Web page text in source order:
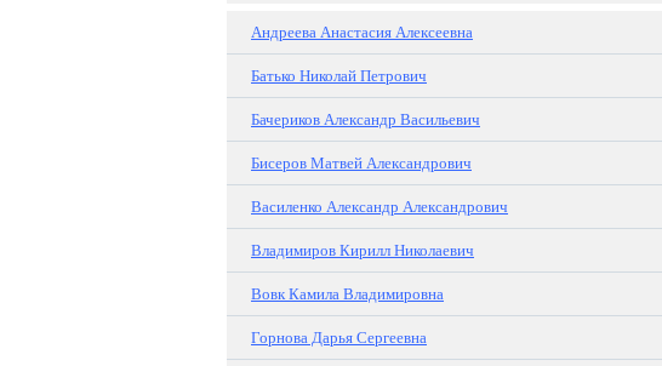
Андреева Анастасия Алексеевна
Батько Николай Петрович
Бачериков Александр Васильевич
Бисеров Матвей Александрович
Василенко Александр Александрович
Владимиров Кирилл Николаевич
Вовк Камила Владимировна
Горнова Дарья Сергеевна